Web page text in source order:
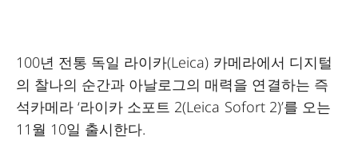
100년 전통 독일 라이카(Leica) 카메라에서 디지털
의 찰나의 순간과 아날로그의 매력을 연결하는 즉
석카메라 ‘라이카 소포트 2(Leica Sofort 2)’를 오는
11월 10일 출시한다.